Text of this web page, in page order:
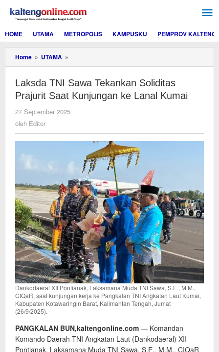
konten
HOME
UTAMA METROPOLIS KAMPUSKU PEMPROV KALTENG
Home » UTAMA »
TNI
Tekankan
Soliditas
Prajurit
Saat
Lanal
Laksda TNI Sawa Tekankan Soliditas
Prajurit Saat Kunjungan ke Lanal Kumai
27 September 2025
oleh Editor
Dankodaeral XII Pontianak, Laksamana Muda TNI Sawa, S.E., M.M.,
CIQaR, saat kunjungan kerja ke Pangkalan TNI Angkatan Laut Kumai,
Kabupaten Kotawaringin Barat, Kalimantan Tengah, Jumat
(26/9/2025).
PANGKALAN BUN,kaltengonline.com — Komandan
Komando Daerah TNI Angkatan Laut (Dankodaeral) XII
Pontianak, Laksamana Muda TNI Sawa, S.E., M.M., CIQaR,